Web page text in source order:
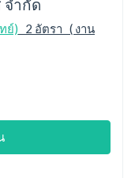
จำกัด
ย์) 2 อัตรา ( งาน